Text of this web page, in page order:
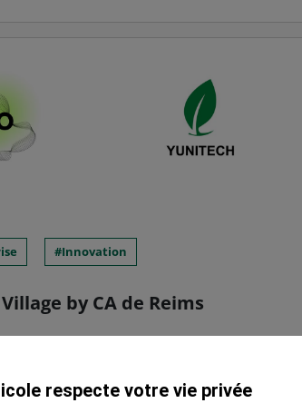
Innovation
by CA de Reims
et Antoine Zanardo, ImmersiO
respecte votre vie privée